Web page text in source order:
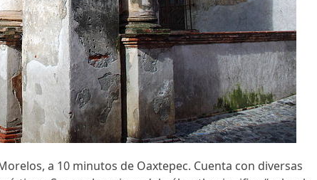
a 10 minutos de Oaxtepec. Cuenta con diversas